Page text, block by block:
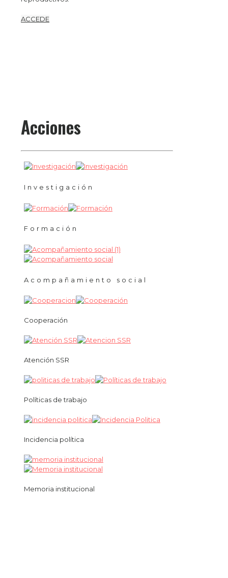
ACCEDE
Acciones
Investigación
Formación
Acompañamiento social
Cooperación
Atención SSR
Políticas de trabajo
Incidencia política
Memoria institucional